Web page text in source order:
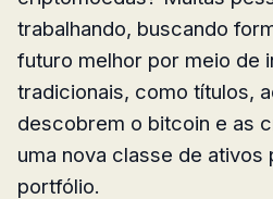
trabalhando, buscando
futuro melhor por meio de
tradicionais, como títulos,
descobrem o bitcoin e as
uma nova classe de
portfólio.